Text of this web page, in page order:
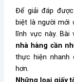
Để giải đáp
biệt là người mới
lĩnh vực này.
nhà hàng cần
thực hiện nhanh
hơn.
Những loại giấy